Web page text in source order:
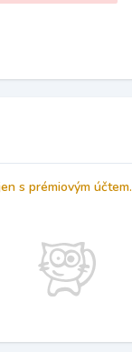
s prémiovým účtem.